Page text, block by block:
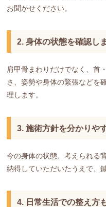
お聞かせください。
2. 身体の状態を確認し
肩甲骨まわりだけでなく、首
さ、姿勢や身体の緊張などを
理します。
3. 施術方針を分かりや
今の身体の状態、考えられる
納得していただいたうえで、
4. 日常生活での整え方